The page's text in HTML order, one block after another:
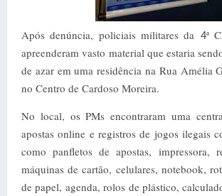
Após denúncia, policiais militares da 4ª
apreenderam vasto material que estaria
de azar em uma residência na Rua Amélia
no Centro de Cardoso Moreira.
No local, os PMs encontraram uma
apostas online e registros de jogos ilegais
como panfletos de apostas, impressora,
máquinas de cartão, celulares, notebook,
de papel, agenda, rolos de plástico,